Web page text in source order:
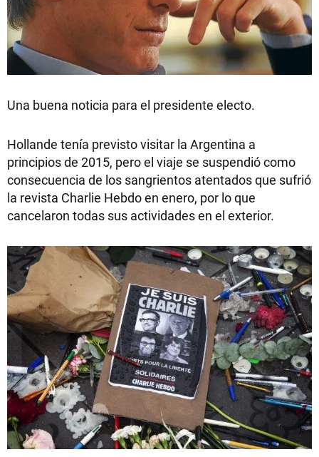
Una buena noticia para el presidente electo.
Hollande tenía previsto visitar la Argentina a
principios de 2015, pero el viaje se suspendió como
consecuencia de los sangrientos atentados que sufrió
la revista Charlie Hebdo en enero, por lo que
cancelaron todas sus actividades en el exterior.